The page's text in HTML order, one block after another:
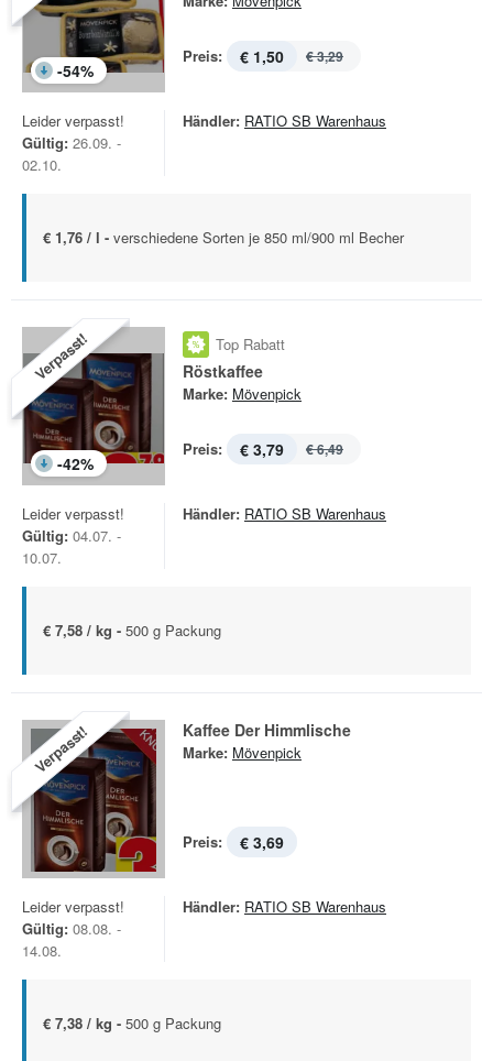
-54%
Preis: € 1,50 € 3,29
Leider verpasst!
Gültig: 26.09. -
02.10.
Händler: RATIO SB Warenhaus
€ 1,76 / l - verschiedene Sorten je 850 ml/900 ml Becher
Verpasst!
-42%
Top Rabatt
Röstkaffee
Marke: Mövenpick
Preis: € 3,79 € 6,49
Leider verpasst!
Gültig: 04.07. -
10.07.
Händler: RATIO SB Warenhaus
€ 7,58 / kg - 500 g Packung
Verpasst! Kaffee Der Himmlische
Marke: Mövenpick
Preis: € 3,69
Leider verpasst!
Gültig: 08.08. -
14.08.
Händler: RATIO SB Warenhaus
€ 7,38 / kg - 500 g Packung